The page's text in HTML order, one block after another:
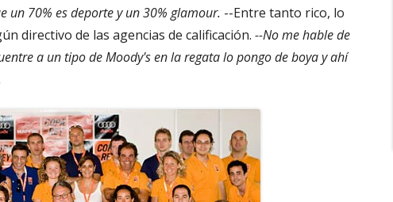
un 70% es deporte y un 30% glamour. --Entre tanto rico, lo
directivo de las agencias de calificación. --No me hable de
a un tipo de Moody's en la regata lo pongo de boya y ahí